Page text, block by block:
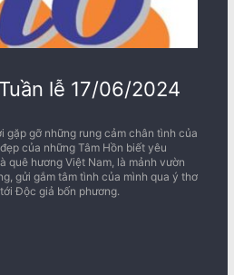
lễ 17/06/2024
gặp gỡ những rung cảm chân tình của
của những Tâm Hồn biết yêu
quê hương Việt Nam, là mảnh vườn
gửi gắm tâm tình của mình qua ý thơ
Độc giả bốn phương.